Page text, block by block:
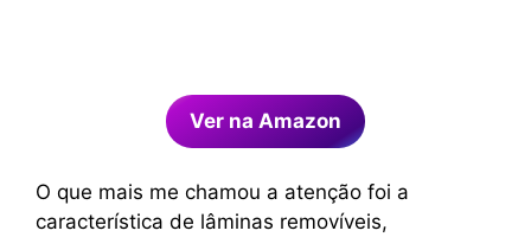
Ver na Amazon
O que mais me chamou a atenção foi a
característica de lâminas removíveis,